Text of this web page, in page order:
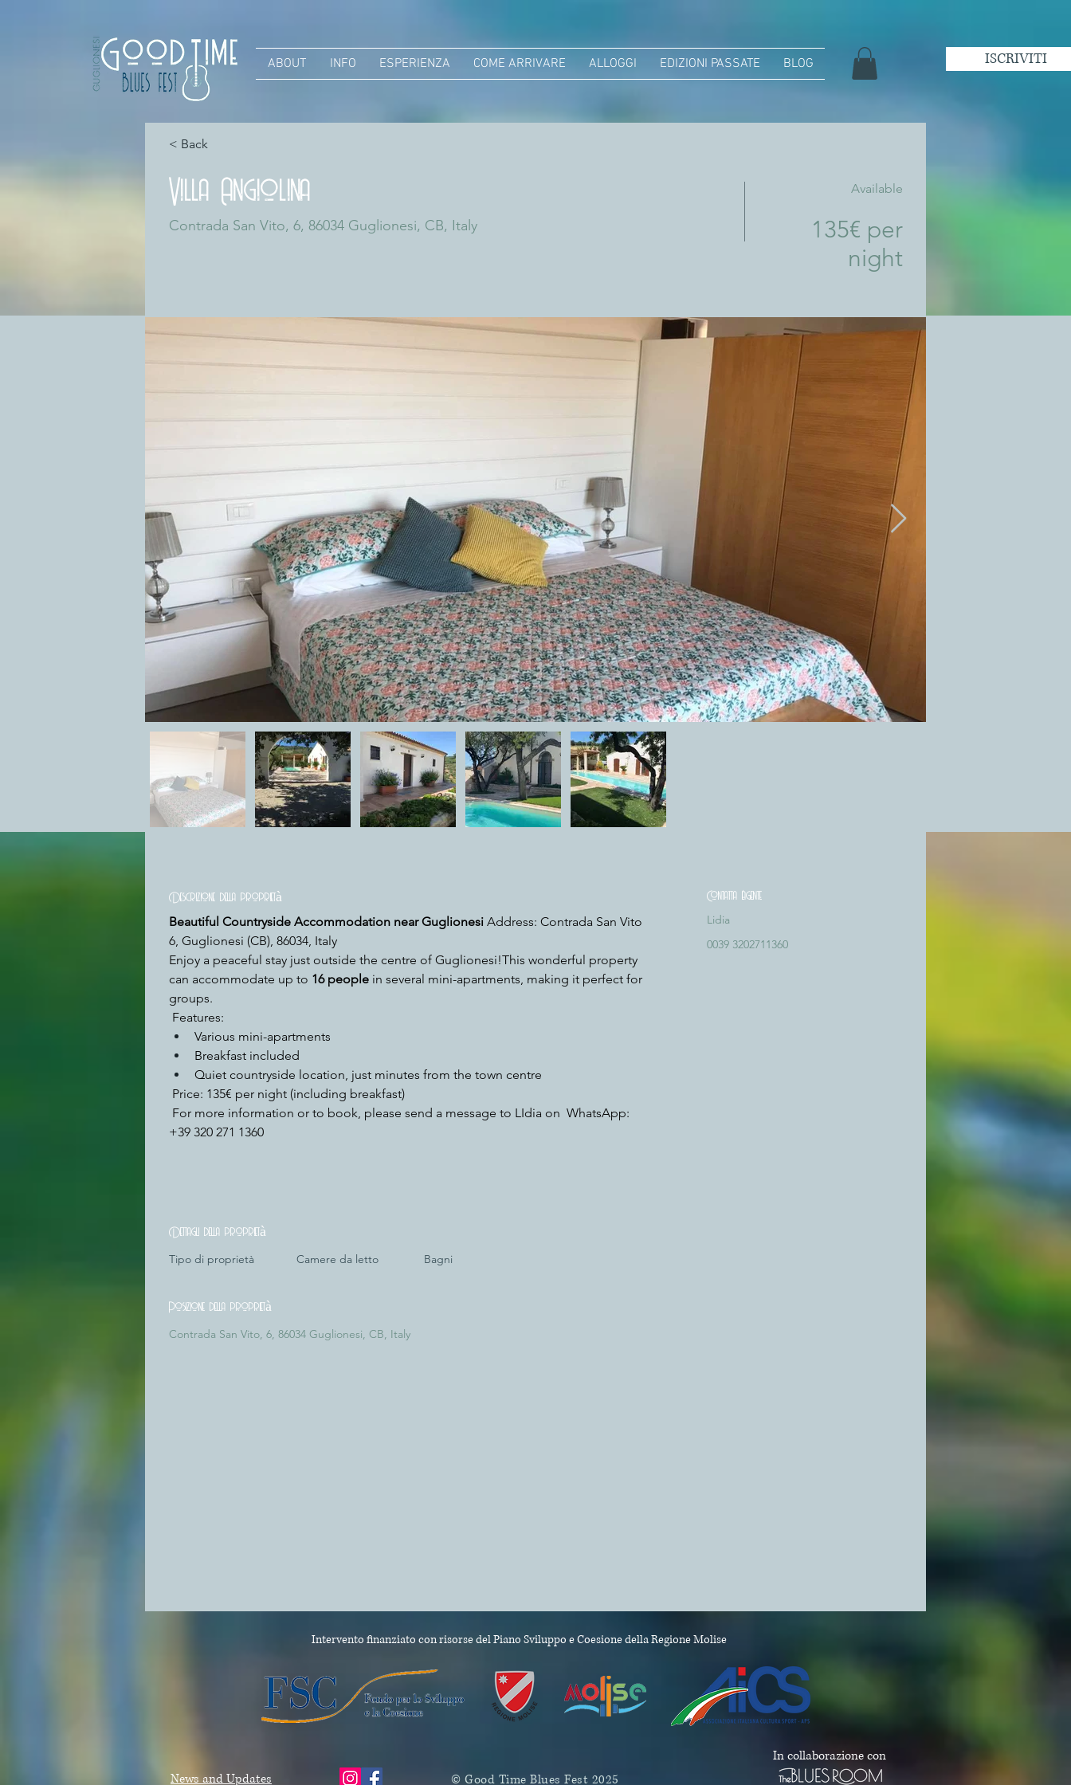
ABOUT INFO ESPERIENZA COME ARRIVARE ALLOGGI EDIZIONI PASSATE BLOG ISCRIVITI
< Back
Villa Angiolina
Contrada San Vito, 6, 86034 Guglionesi, CB, Italy
Available
135€ per
night
Descrizione della proprietà
Beautiful Countryside Accommodation near Guglionesi Address: Contrada San Vito
6, Guglionesi (CB), 86034, Italy
Enjoy a peaceful stay just outside the centre of Guglionesi!This wonderful property
can accommodate up to 16 people in several mini-apartments, making it perfect for
groups.
Features:
Various mini-apartments
Breakfast included
Quiet countryside location, just minutes from the town centre
Price: 135€ per night (including breakfast)
For more information or to book, please send a message to LIdia on  WhatsApp:
+39 320 271 1360
Contatta l'agente
Lidia
0039 3202711360
Dettagli della proprietà
Tipo di proprietà Camere da letto Bagni
Posizione della proprietà
Contrada San Vito, 6, 86034 Guglionesi, CB, Italy
Intervento finanziato con risorse del Piano Sviluppo e Coesionedella Regione Molise
In collaborazione con
News and Updates
© Good Time Blues Fest 2025